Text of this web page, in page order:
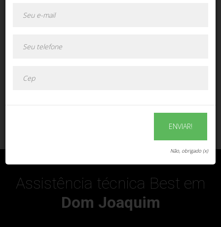
Assistência técnica Best em
Dom Joaquim
ENVIAR!
Não, obrigado (x)